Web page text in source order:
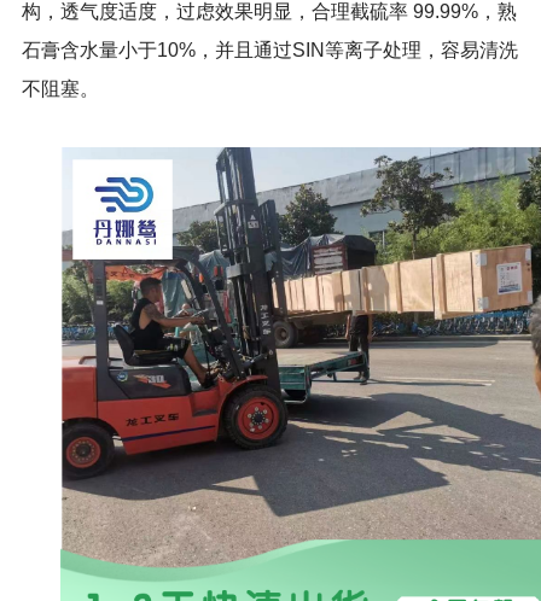
构，透气度适度，过虑效果明显，合理截硫率 99.99%，熟
石膏含水量小于10%，并且通过SIN等离子处理，容易清洗
不阻塞。